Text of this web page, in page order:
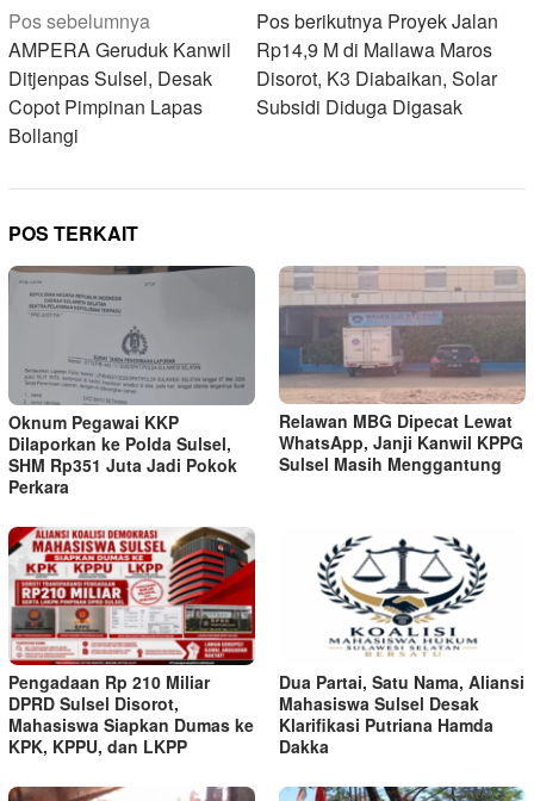
Navigasi
pos
Pos sebelumnya
AMPERA Geruduk Kanwil
Ditjenpas Sulsel, Desak
Copot Pimpinan Lapas
Bollangi
Pos berikutnya Proyek Jalan
Rp14,9 M di Mallawa Maros
Disorot, K3 Diabaikan, Solar
Subsidi Diduga Digasak
POS TERKAIT
Oknum Pegawai KKP
Dilaporkan ke Polda Sulsel,
SHM Rp351 Juta Jadi Pokok
Perkara
Relawan MBG Dipecat Lewat
WhatsApp, Janji Kanwil KPPG
Sulsel Masih Menggantung
Pengadaan Rp 210 Miliar
DPRD Sulsel Disorot,
Mahasiswa Siapkan Dumas ke
KPK, KPPU, dan LKPP
Dua Partai, Satu Nama, Aliansi
Mahasiswa Sulsel Desak
Klarifikasi Putriana Hamda
Dakka